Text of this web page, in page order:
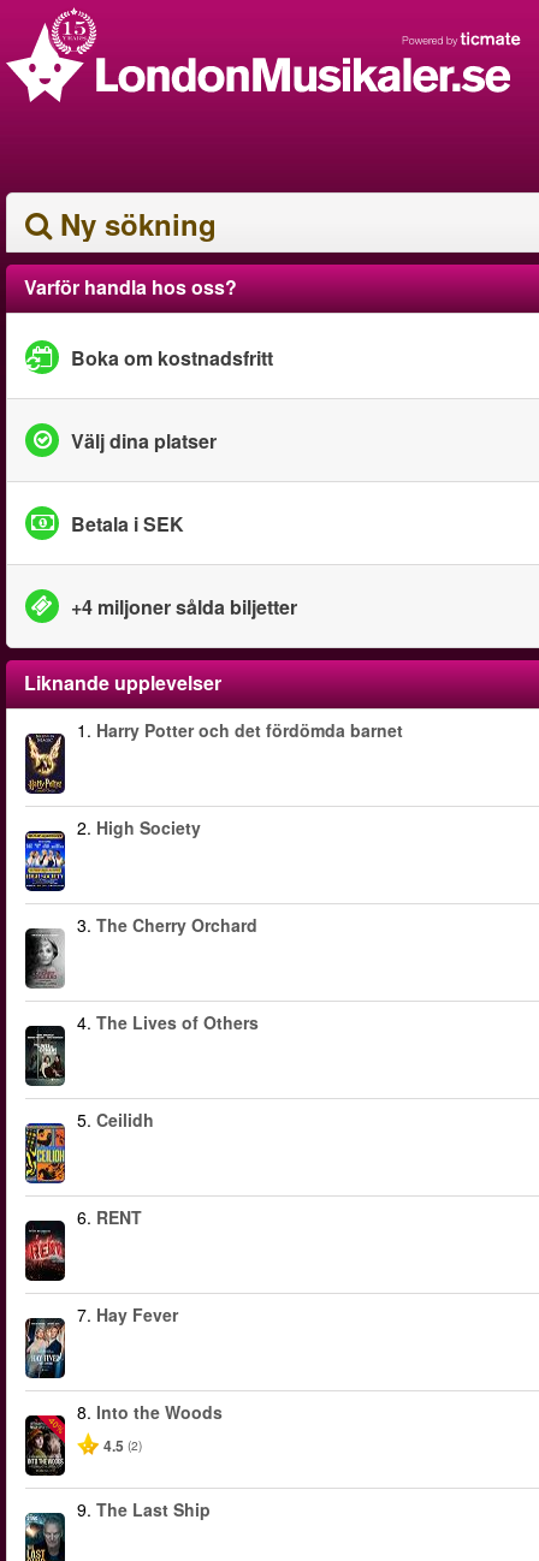
Ny sökning
Varför handla hos oss?
Boka om kostnadsfritt
Välj dina platser
Betala i SEK
+4 miljoner sålda biljetter
Liknande upplevelser
1. Harry Potter och det fördömda barnet
2. High Society
3. The Cherry Orchard
4. The Lives of Others
5. Ceilidh
6. RENT
7. Hay Fever
-40%
8. Into the Woods
4.5 (2)
9. The Last Ship